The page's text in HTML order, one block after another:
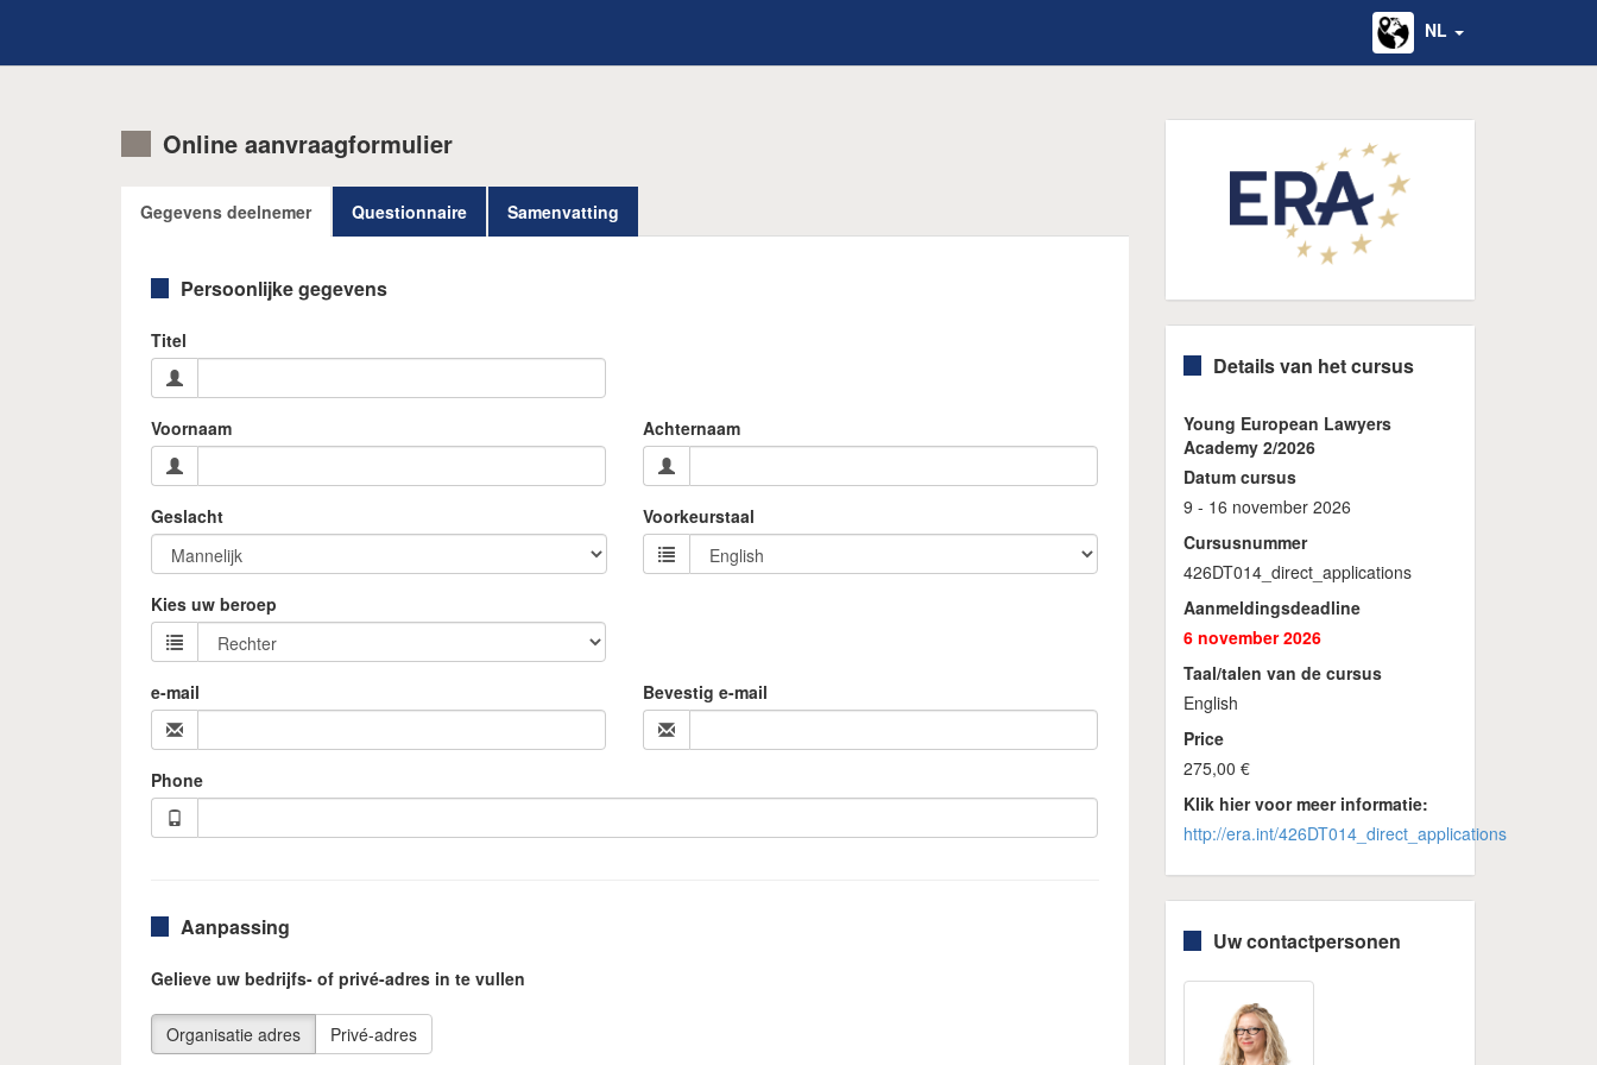
NL
Online aanvraagformulier
Gegevens deelnemer Questionnaire Samenvatting
Persoonlijke gegevens
Titel
Voornaam Achternaam
Geslacht Voorkeurstaal
Kies uw beroep
e-mail Bevestig e-mail
Phone
Aanpassing
Gelieve uw bedrijfs- of privé-adres in te vullen
Organisatie adres Privé-adres
Details van het cursus
Young European Lawyers
Academy 2/2026
Datum cursus
9 - 16 november 2026
Cursusnummer
426DT014_direct_applications
Aanmeldingsdeadline
6 november 2026
Taal/talen van de cursus
English
Price
275,00 €
Klik hier voor meer informatie:
http://era.int/426DT014_direct_applications
Uw contactpersonen